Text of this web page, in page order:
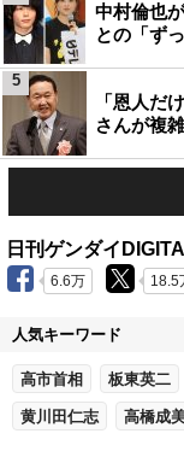
中村倫也
との「ず
「恩人だ
さんが複
5
日刊ゲンダイ
6.6万 18.5
人気キーワード
高市首相 板東英二
黄川田仁志 高橋成